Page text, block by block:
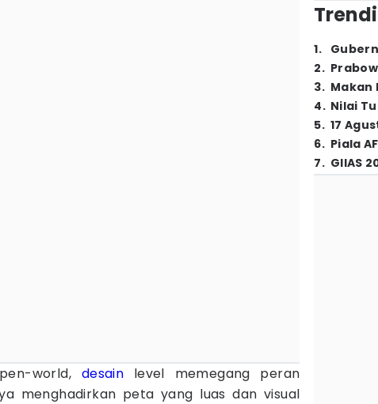
world, desain level memegang peran
menghadirkan peta yang luas dan visual
1.
2.
3. Makan
4. Nilai
5. 17
6. Piala
7. GIIAS